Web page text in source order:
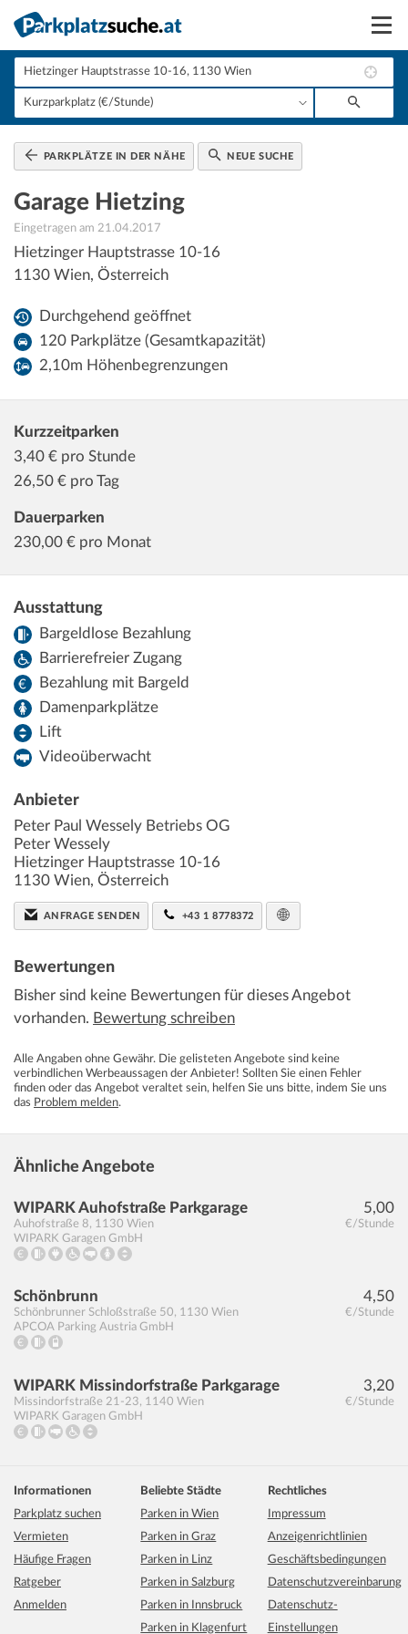
Suchen
Vermieten
Anmelden
PARKPLÄTZE IN DER NÄHE NEUE SUCHE
Garage Hietzing
Eingetragen am 21.04.2017
Hietzinger Hauptstrasse 10-16
1130 Wien, Österreich
Durchgehend geöffnet
120 Parkplätze (Gesamtkapazität)
2,10m Höhenbegrenzungen
Kurzzeitparken
3,40 € pro Stunde
26,50 € pro Tag
Dauerparken
230,00 € pro Monat
Ausstattung
Bargeldlose Bezahlung
Barrierefreier Zugang
Bezahlung mit Bargeld
Damenparkplätze
Lift
Videoüberwacht
Anbieter
Peter Paul Wessely Betriebs OG
Peter Wessely
Hietzinger Hauptstrasse 10-16
1130 Wien, Österreich
ANFRAGE SENDEN +43 1 8778372
Bewertungen
Bisher sind keine Bewertungen für dieses Angebot
vorhanden. Bewertung schreiben
Alle Angaben ohne Gewähr. Die gelisteten Angebote sind keine
verbindlichen Werbeaussagen der Anbieter! Sollten Sie einen Fehler
finden oder das Angebot veraltet sein, helfen Sie uns bitte, indem Sie uns
das Problem melden.
Ähnliche Angebote
5,00
€/Stunde
WIPARK Auhofstraße Parkgarage
Auhofstraße 8, 1130 Wien
WIPARK Garagen GmbH
4,50
€/Stunde
Schönbrunn
Schönbrunner Schloßstraße 50, 1130 Wien
APCOA Parking Austria GmbH
3,20
€/Stunde
WIPARK Missindorfstraße Parkgarage
Missindorfstraße 21-23, 1140 Wien
WIPARK Garagen GmbH
Informationen
Parkplatz suchen
Vermieten
Häufige Fragen
Ratgeber
Anmelden
Beliebte Städte
Parken in Wien
Parken in Graz
Parken in Linz
Parken in Salzburg
Parken in Innsbruck
Parken in Klagenfurt
Rechtliches
Impressum
Anzeigenrichtlinien
Geschäftsbedingungen
Datenschutzvereinbarung
Datenschutz-
Einstellungen